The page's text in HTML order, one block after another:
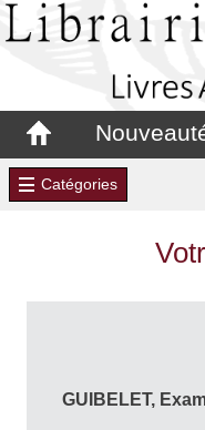
Catégories
GUIBELET,